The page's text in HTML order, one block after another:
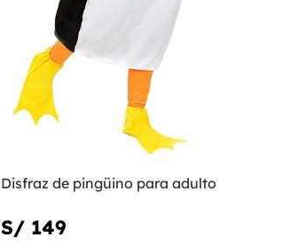
Disfraz de pingüino para adulto
S/ 149